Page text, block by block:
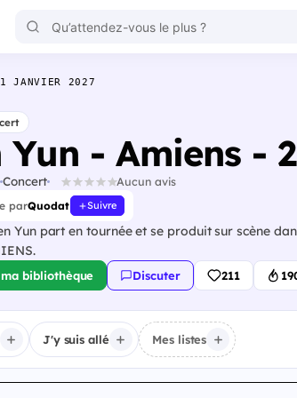
JANVIER 2027
Yun - Amiens -
Concert Aucun avis
parQuodat Suivre
Yun part en tournée et se produit sur scène
bibliothèque Discuter 211
J'y suis allé Mes listes